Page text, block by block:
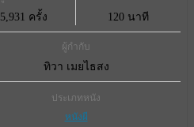
5,931 ครั้ง 120 นาที
ผู้กำกับ
ทิวา เมยไธสง
ประเภทหนัง
หนังผี